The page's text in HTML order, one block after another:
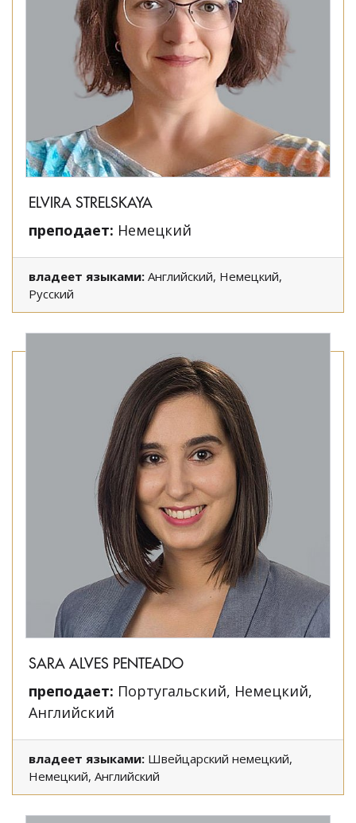
ELVIRA STRELSKAYA
преподает: Немецкий
владеет языками: Английский, Немецкий,
Русский
SARA ALVES PENTEADO
преподает: Португальский, Немецкий,
Английский
владеет языками: Швейцарский немецкий,
Немецкий, Английский